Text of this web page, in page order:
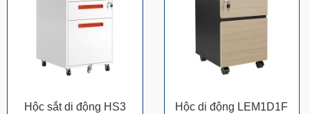
Hộc sắt di động HS3 Hộc di động LEM1D1F